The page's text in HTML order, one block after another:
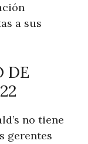
a sus
DE
no tiene
gerentes